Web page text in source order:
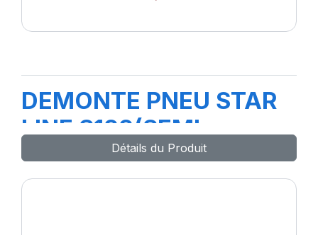
DEMONTE PNEU STAR
LINE S122(SEMI
AUTOMATIQUE)
Détails du Produit